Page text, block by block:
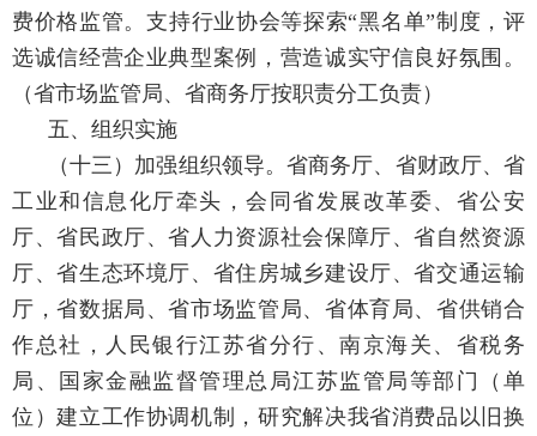
费价格监管。支持行业协会等探索“黑名单”制度，评
选诚信经营企业典型案例，营造诚实守信良好氛围。
（省市场监管局、省商务厅按职责分工负责）
五、组织实施
（十三）加强组织领导。省商务厅、省财政厅、省
工业和信息化厅牵头，会同省发展改革委、省公安
厅、省民政厅、省人力资源社会保障厅、省自然资源
厅、省生态环境厅、省住房城乡建设厅、省交通运输
厅，省数据局、省市场监管局、省体育局、省供销合
作总社，人民银行江苏省分行、南京海关、省税务
局、国家金融监督管理总局江苏监管局等部门（单
位）建立工作协调机制，研究解决我省消费品以旧换